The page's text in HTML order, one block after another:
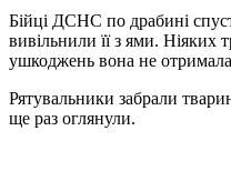
Бійці ДСНС по драбині
вивільнили її з ями. Ніяких
ушкоджень вона не
Рятувальники забрали
ще раз оглянули.